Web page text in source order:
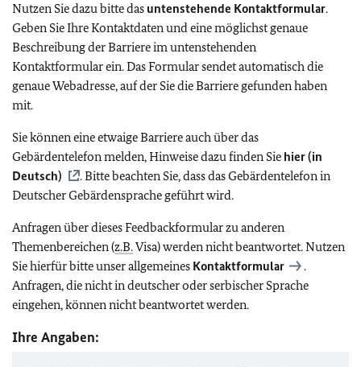
Nutzen Sie dazu bitte das untenstehende Kontaktformular.
Geben Sie Ihre Kontaktdaten und eine möglichst genaue
Beschreibung der Barriere im untenstehenden
Kontaktformular ein. Das Formular sendet automatisch die
genaue Webadresse, auf der Sie die Barriere gefunden haben
mit.
Sie können eine etwaige Barriere auch über das
Gebärdentelefon melden, Hinweise dazu finden Sie hier (in
Deutsch)
. Bitte beachten Sie, dass das Gebärdentelefon in
Deutscher Gebärdensprache geführt wird.
Anfragen über dieses Feedbackformular zu anderen
Themenbereichen (z.B.Visa) werden nicht beantwortet. Nutzen
Sie hierfür bitte unser allgemeines Kontaktformular
.
Anfragen, die nicht in deutscher oder serbischer Sprache
eingehen, können nicht beantwortet werden.
Ihre Angaben: